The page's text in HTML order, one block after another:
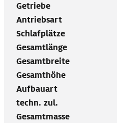
Getriebe
Antriebsart
Schlafplätze
Gesamtlänge
Gesamtbreite
Gesamthöhe
Aufbauart
techn. zul.
Gesamtmasse